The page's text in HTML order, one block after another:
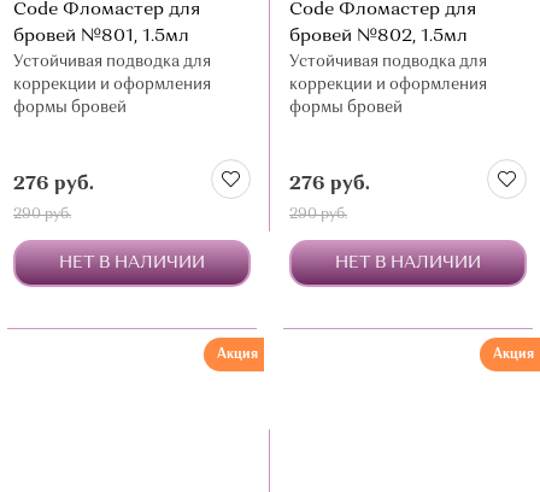
Code Фломастер для
бровей №801, 1.5мл
Устойчивая подводка для
коррекции и оформления
формы бровей
276 руб.
290 руб.
НЕТ В НАЛИЧИИ
Code Фломастер для
бровей №802, 1.5мл
Устойчивая подводка для
коррекции и оформления
формы бровей
276 руб.
290 руб.
НЕТ В НАЛИЧИИ
Акция Акция